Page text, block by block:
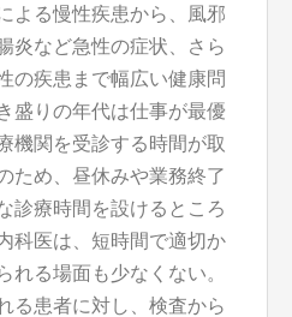
よる慢性疾患から、風邪
炎など急性の症状、さら
の疾患まで幅広い健康問
盛りの年代は仕事が最優
機関を受診する時間が取
ため、昼休みや業務終了
診療時間を設けるところ
科医は、短時間で適切か
れる場面も少なくない。
る患者に対し、検査から